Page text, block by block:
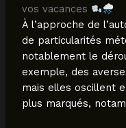
vos vacances
À l’approche de
de particularités
notablement le
exemple, des
mais elles oscillent
plus marqués,